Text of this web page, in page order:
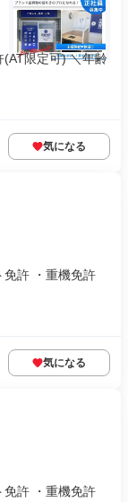
限定可) ＼年齢
気になる
免許 ・重機免許
気になる
免許 ・重機免許